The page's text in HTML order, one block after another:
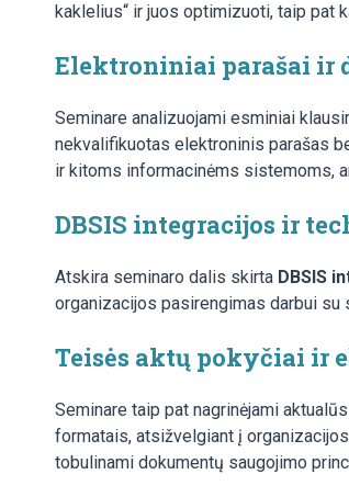
kaklelius“ ir juos optimizuoti, taip pat
Elektroniniai parašai ir
Seminare analizuojami esminiai
nekvalifikuotas elektroninis parašas
ir kitoms informacinėms sistemoms,
DBSIS integracijos ir
Atskira seminaro dalis skirta DBSIS
organizacijos pasirengimas darbui
Teisės aktų pokyčiai ir
Seminare taip pat nagrinėjami aktualūs
formatais, atsižvelgiant į
tobulinami dokumentų saugojimo